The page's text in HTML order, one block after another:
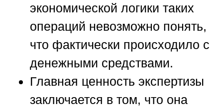
экономической логики таких
операций невозможно понять,
что фактически происходило с
денежными средствами.
Главная ценность экспертизы
заключается в том, что она